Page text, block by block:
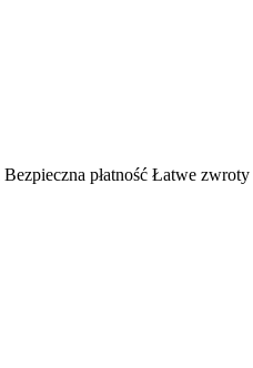
Bezpieczna płatność Łatwe zwroty